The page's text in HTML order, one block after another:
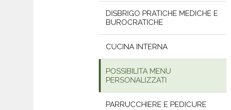
DISBRIGO PRATICHE MEDICHE E
BUROCRATICHE
CUCINA INTERNA
POSSIBILITA MENU
PERSONALIZZATI
PARRUCCHIERE E PEDICURE